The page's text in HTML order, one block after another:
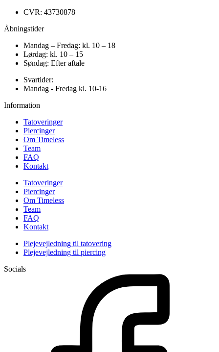
CVR: 43730878
Åbningstider
Mandag – Fredag: kl. 10 – 18
Lørdag: kl. 10 – 15
Søndag: Efter aftale
Svartider:
Mandag - Fredag kl. 10-16
Information
Tatoveringer
Piercinger
Om Timeless
Team
FAQ
Kontakt
Tatoveringer
Piercinger
Om Timeless
Team
FAQ
Kontakt
Plejevejledning til tatovering
Plejevejledning til piercing
Socials